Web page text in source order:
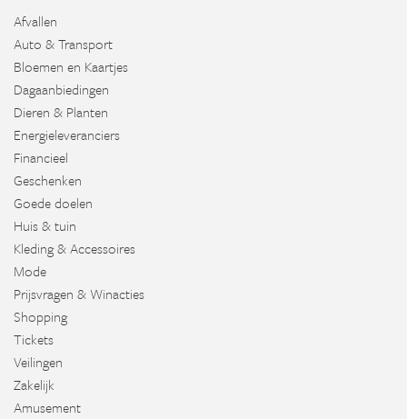
Afvallen
Auto & Transport
Bloemen en Kaartjes
Dagaanbiedingen
Dieren & Planten
Energieleveranciers
Financieel
Geschenken
Goede doelen
Huis & tuin
Kleding & Accessoires
Mode
Prijsvragen & Winacties
Shopping
Tickets
Veilingen
Zakelijk
Amusement